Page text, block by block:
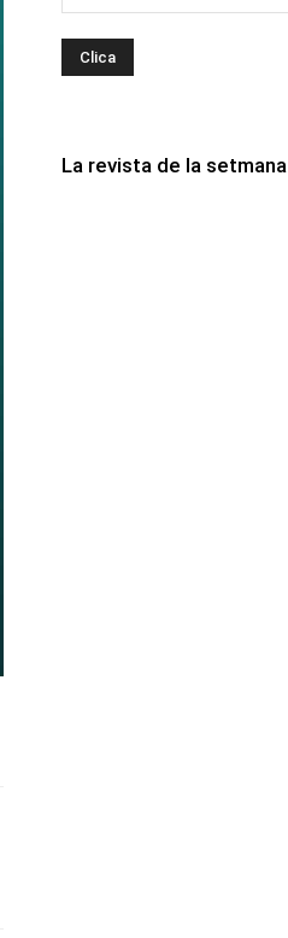
La revista de la setmana